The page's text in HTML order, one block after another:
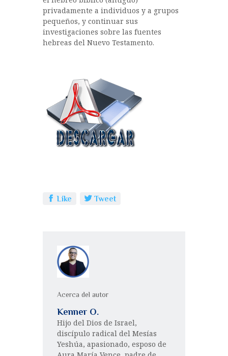
privadamente a individuos y a grupos
pequeños, y continuar sus
investigaciones sobre las fuentes
hebreas del Nuevo Testamento.
Like Tweet
Acerca del autor
Kenner O.
Hijo del Dios de Israel,
discípulo radical del Mesías
Yeshúa, apasionado, esposo de